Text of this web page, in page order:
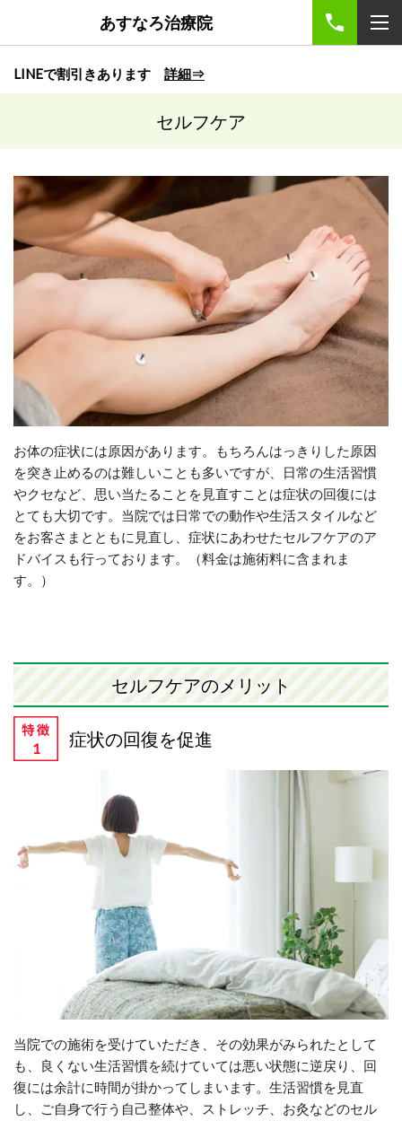
あすなろ治療院
LINEで割引きあります 詳細⇒
セルフケア
お体の症状には原因があります。もちろんはっきりした原因
を突き止めるのは難しいことも多いですが、日常の生活習慣
やクセなど、思い当たることを見直すことは症状の回復には
とても大切です。当院では日常での動作や生活スタイルなど
をお客さまとともに見直し、症状にあわせたセルフケアのア
ドバイスも行っております。（料金は施術料に含まれま
す。）
セルフケアのメリット
症状の回復を促進
当院での施術を受けていただき、その効果がみられたとして
も、良くない生活習慣を続けていては悪い状態に逆戻り、回
復には余計に時間が掛かってしまいます。生活習慣を見直
し、ご自身で行う自己整体や、ストレッチ、お灸などのセル